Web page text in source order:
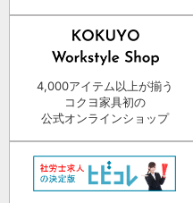
4,000アイテム以上が揃う
コクヨ家具初の
公式オンラインショップ